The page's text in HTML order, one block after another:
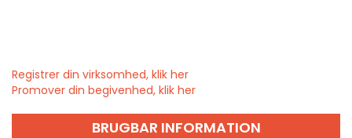
Registrer din virksomhed, klik her
Promover din begivenhed, klik her
BRUGBAR INFORMATION